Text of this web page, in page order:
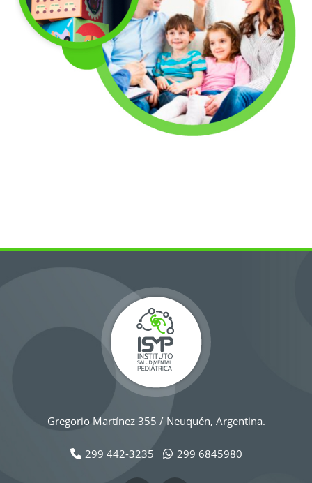
Gregorio Martínez 355 / Neuquén, Argentina.
299 442-3235 299 6845980